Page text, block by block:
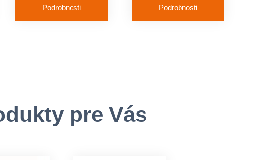
hnedáPodrobnosti
Podrobnosti
pre Vás